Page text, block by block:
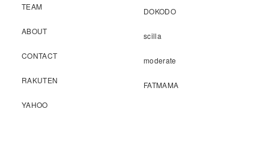
TEAM
ABOUT
CONTACT
RAKUTEN
YAHOO
DOKODO
scilla
moderate
FATMAMA